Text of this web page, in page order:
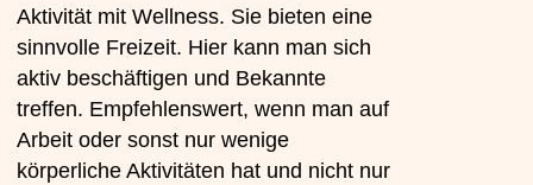
Aktivität mit Wellness. Sie bieten eine
sinnvolle Freizeit. Hier kann man sich
aktiv beschäftigen und Bekannte
treffen. Empfehlenswert, wenn man auf
Arbeit oder sonst nur wenige
körperliche Aktivitäten hat und nicht nur